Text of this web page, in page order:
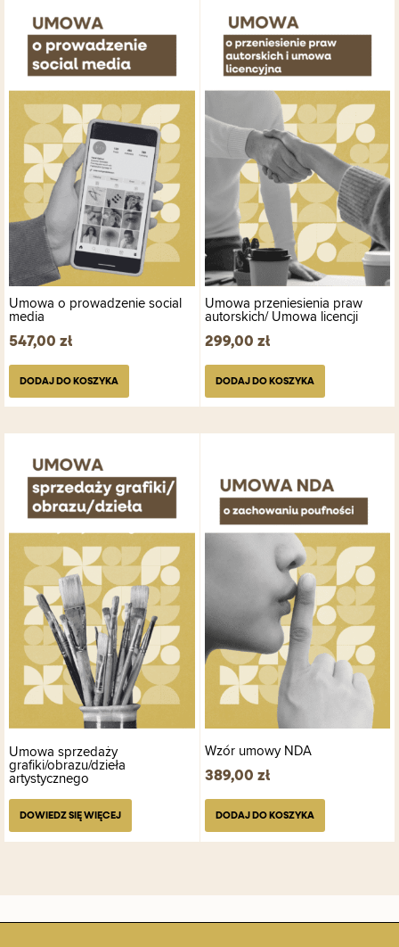
Umowa o prowadzenie social
media
547,00 zł
DODAJ DO KOSZYKA
Umowa przeniesienia praw
autorskich/ Umowa licencji
299,00 zł
DODAJ DO KOSZYKA
Umowa sprzedaży
grafiki/obrazu/dzieła
artystycznego
DOWIEDZ SIĘ WIĘCEJ
Wzór umowy NDA
389,00 zł
DODAJ DO KOSZYKA